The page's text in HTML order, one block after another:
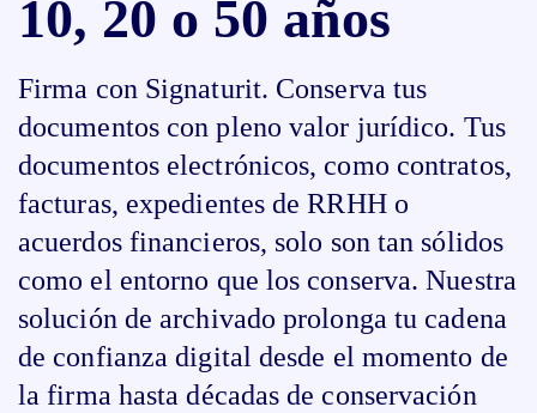
10, 20 o 50 años
Firma con Signaturit. Conserva tus
documentos con pleno valor jurídico. Tus
documentos electrónicos, como contratos,
facturas, expedientes de RRHH o
acuerdos financieros, solo son tan sólidos
como el entorno que los conserva. Nuestra
solución de archivado prolonga tu cadena
de confianza digital desde el momento de
la firma hasta décadas de conservación